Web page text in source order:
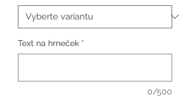
Text na hrneček *
0/500